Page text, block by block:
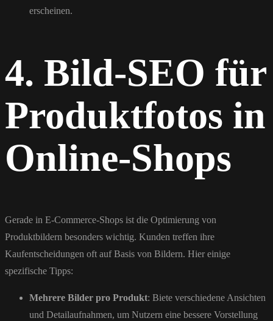
erscheinen.
4. Bild-SEO für
Produktfotos in
Online-Shops
Gerade in E-Commerce-Shops ist die Optimierung von
Produktbildern besonders wichtig. Kunden treffen ihre
Kaufentscheidungen oft auf Basis von Bildern. Hier einige
spezifische Tipps:
Mehrere Bilder pro Produkt: Biete verschiedene Ansichten
und Detailaufnahmen, um Nutzern eine bessere Vorstellung